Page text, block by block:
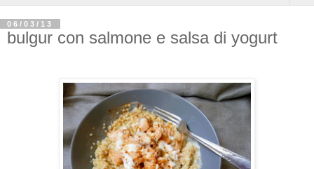
06/03/13
bulgur con salmone e salsa di yogurt